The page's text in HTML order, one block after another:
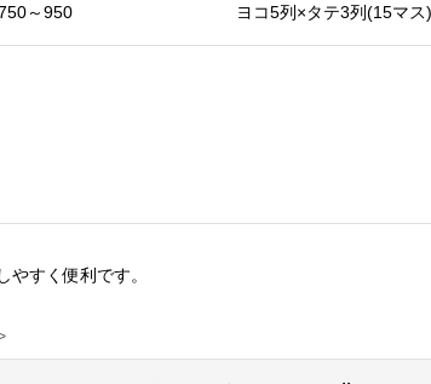
～950 ヨコ5列×タテ3列(15マス)
すく便利です。
格表> ※消費税込み